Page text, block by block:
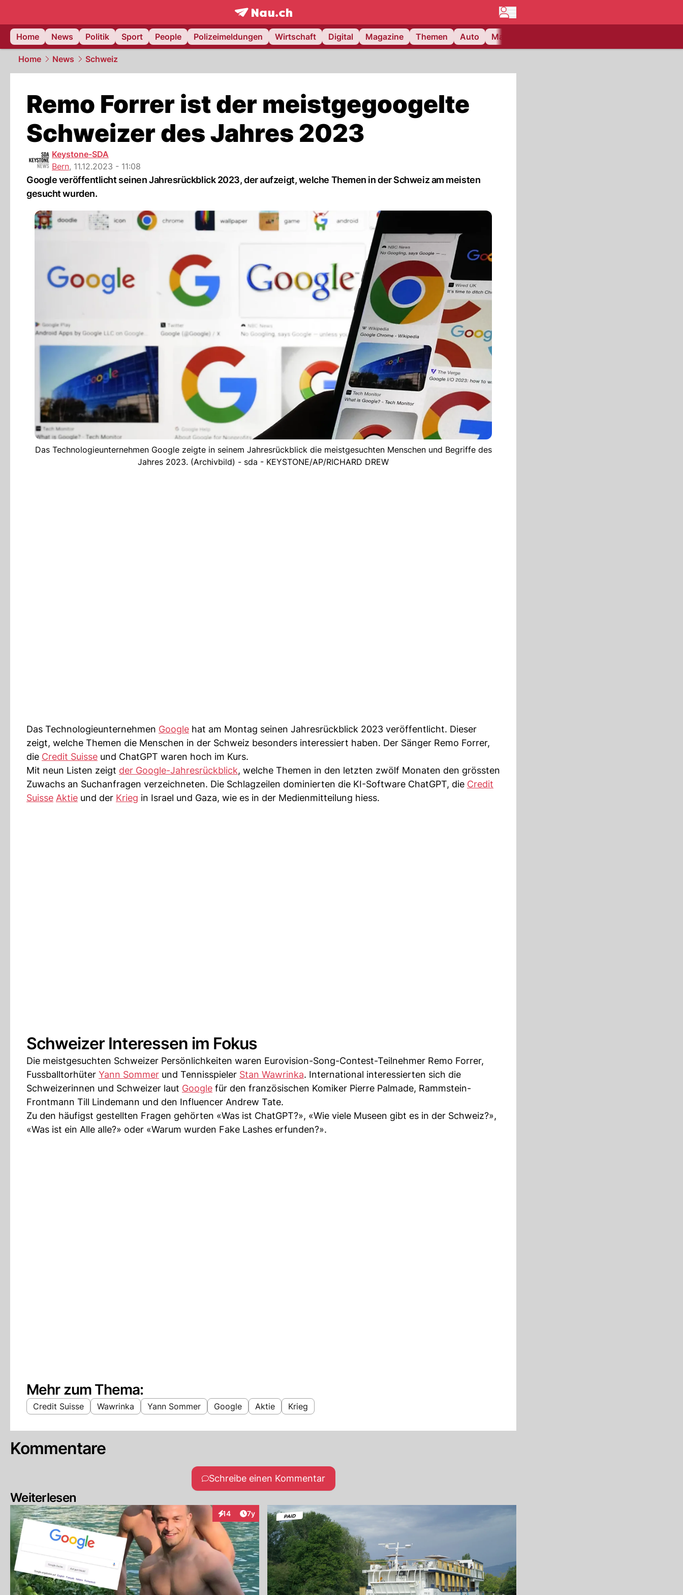
frontpage.NAU.ch
Home
News Politik Sport People Polizeimeldungen Wirtschaft Digital Magazine Themen Auto Matchcenter
Home News Schweiz
Remo Forrer ist der meistgegoogelte
Schweizer des Jahres 2023
Keystone-SDA
Bern, 11.12.2023 - 11:08
Google veröffentlicht seinen Jahresrückblick 2023, der aufzeigt, welche Themen in der Schweiz am meisten
gesucht wurden.
Das Technologieunternehmen Google zeigte in seinem Jahresrückblick die meistgesuchten Menschen und Begriffe des
Jahres 2023. (Archivbild) - sda - KEYSTONE/AP/RICHARD DREW
Das Technologieunternehmen Google hat am Montag seinen Jahresrückblick 2023 veröffentlicht. Dieser
zeigt, welche Themen die Menschen in der Schweiz besonders interessiert haben. Der Sänger Remo Forrer,
die Credit Suisse und ChatGPT waren hoch im Kurs.
Mit neun Listen zeigt der Google-Jahresrückblick, welche Themen in den letzten zwölf Monaten den grössten
Zuwachs an Suchanfragen verzeichneten. Die Schlagzeilen dominierten die KI-Software ChatGPT, die Credit
Suisse Aktie und der Krieg in Israel und Gaza, wie es in der Medienmitteilung hiess.
Schweizer Interessen im Fokus
Die meistgesuchten Schweizer Persönlichkeiten waren Eurovision-Song-Contest-Teilnehmer Remo Forrer,
Fussballtorhüter Yann Sommer und Tennisspieler Stan Wawrinka. International interessierten sich die
Schweizerinnen und Schweizer laut Google für den französischen Komiker Pierre Palmade, Rammstein-
Frontmann Till Lindemann und den Influencer Andrew Tate.
Zu den häufigst gestellten Fragen gehörten «Was ist ChatGPT?», «Wie viele Museen gibt es in der Schweiz?»,
«Was ist ein Alle alle?» oder «Warum wurden Fake Lashes erfunden?».
Mehr zum Thema:
Credit Suisse Wawrinka Yann Sommer Google Aktie Krieg
Kommentare
Schreibe einen Kommentar
Weiterlesen
14
InteraktionenArtikel veröffentlicht:
7y